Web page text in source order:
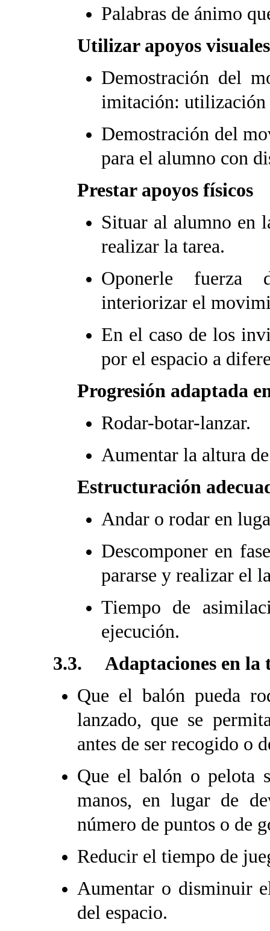
Palabras de ánimo
Utilizar apoyos visuales
Demostración del
imitación: utilización
Demostración del
para el alumno con
Prestar apoyos físicos
Situar al alumno en
realizar la tarea.
Oponerle fuerza
interiorizar el
En el caso de los
por el espacio a
Progresión adaptada
Rodar-botar-lanzar.
Aumentar la altura
Estructuración
Andar o rodar en
Descomponer en
pararse y realizar el
Tiempo de
ejecución.
3.3. Adaptaciones en la
Que el balón pueda
lanzado, que se
antes de ser recogido o
Que el balón o pelota
manos, en lugar de
número de puntos o de
Reducir el tiempo de
Aumentar o disminuir
del espacio.